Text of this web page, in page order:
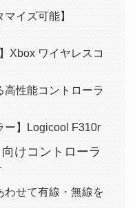
マイズ可能】
Xbox ワイヤレスコ
高性能コントローラ
ー】Logicool F310r
けコントローラ
わせて有線・無線を